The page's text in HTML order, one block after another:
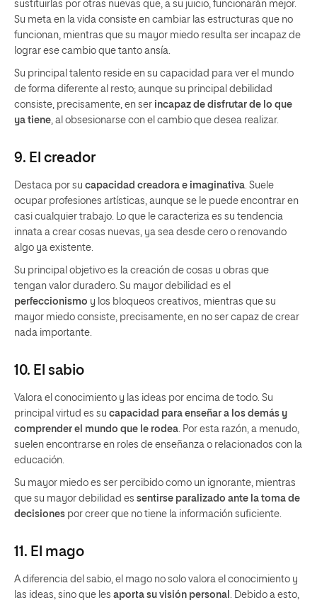
sustituirlas por otras nuevas que, a su juicio, funcionarán mejor.
Su meta en la vida consiste en cambiar las estructuras que no
funcionan, mientras que su mayor miedo resulta ser incapaz de
lograr ese cambio que tanto ansía.
Su principal talento reside en su capacidad para ver el mundo
de forma diferente al resto; aunque su principal debilidad
consiste, precisamente, en ser incapaz de disfrutar de lo que
ya tiene, al obsesionarse con el cambio que desea realizar.
9. El creador
Destaca por su capacidad creadora e imaginativa. Suele
ocupar profesiones artísticas, aunque se le puede encontrar en
casi cualquier trabajo. Lo que le caracteriza es su tendencia
innata a crear cosas nuevas, ya sea desde cero o renovando
algo ya existente.
Su principal objetivo es la creación de cosas u obras que
tengan valor duradero. Su mayor debilidad es el
perfeccionismo y los bloqueos creativos, mientras que su
mayor miedo consiste, precisamente, en no ser capaz de crear
nada importante.
10. El sabio
Valora el conocimiento y las ideas por encima de todo. Su
principal virtud es su capacidad para enseñar a los demás y
comprender el mundo que le rodea. Por esta razón, a menudo,
suelen encontrarse en roles de enseñanza o relacionados con la
educación.
Su mayor miedo es ser percibido como un ignorante, mientras
que su mayor debilidad es sentirse paralizado ante la toma de
decisiones por creer que no tiene la información suficiente.
11. El mago
A diferencia del sabio, el mago no solo valora el conocimiento y
las ideas, sino que les aporta su visión personal . Debido a esto,